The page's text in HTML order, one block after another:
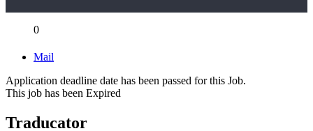
0
Mail
Application deadline date has been passed for this Job.
This job has been Expired
Traducator